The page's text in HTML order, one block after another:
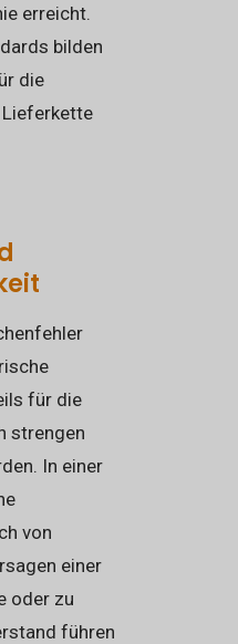
erreicht.
bilden
die
für die
strengen
In einer
von
einer
oder zu
führen